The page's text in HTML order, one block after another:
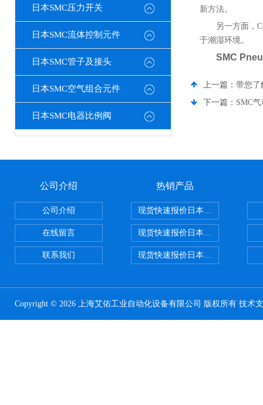
日本SMC压力开关
日本SMC流体控制元件
日本SMC管子及接头
日本SMC空气组合元件
日本SMC电器比例阀
新方法。
另一方面，
于潮湿环境。
SMC
上一篇： 带您了
下一篇： SMC
公司介绍
公司介绍
在线留言
联系我们
热销产品
现货快速报价日本SMC气动元件
现货快速报价日本SMC 气动元件
现货快速报价日本SMC气动元件
Copyright © 2026 上海艾佑工业自动化设备有限公司 版权所有 技术